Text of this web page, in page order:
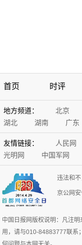
首页 时评
地方频道：
北京
湖北
湖南 广东
友情链接：
人民网
光明网
中国军网
违法和
京公网
中国日报网版权说明：凡注
用，请与010-84883777联系